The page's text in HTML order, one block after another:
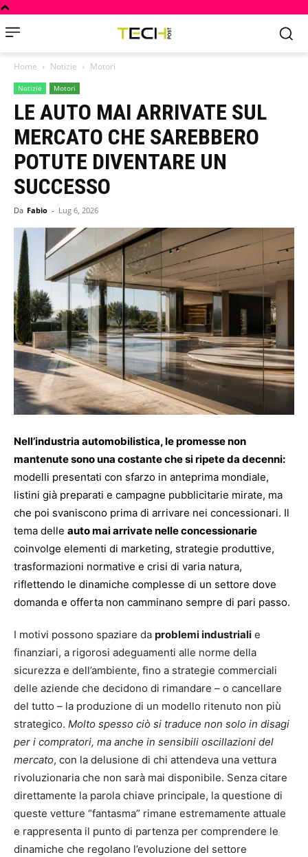
Home Notizie Motori
Notizie Motori
LE AUTO MAI ARRIVATE SUL
MERCATO CHE SAREBBERO
POTUTE DIVENTARE UN
SUCCESSO
Da Fabio - Lug 6, 2026
Nell’industria automobilistica, le promesse non
mantenute sono una costante che si ripete da decenni:
modelli presentati con sfarzo in anteprima mondiale,
listini già preparati e campagne pubblicitarie mirate, ma
che poi svaniscono prima di arrivare nei concessionari. Il
tema delle auto mai arrivate nelle concessionarie
coinvolge elementi di marketing, strategie produttive,
trasformazioni normative e crisi di varia natura,
riflettendo le dinamiche complesse di un settore dove
domanda e offerta non camminano sempre di pari passo.
I motivi possono spaziare da problemi industriali e
finanziari, a rigorosi adeguamenti alle norme della
sicurezza e dell’ambiente, fino a strategie commerciali
delle aziende che decidono di rimandare – o cancellare
del tutto – la produzione di un modello ritenuto non più
strategico. Molto spesso ciò si traduce non solo in disagi
per i compratori, ma anche in sensibili oscillazioni del
mercato, con la delusione di chi attendeva una vettura
rivoluzionaria che non sarà mai disponibile. Senza citare
direttamente la parola chiave principale, la questione di
queste vetture “fantasma” rimane estremamente attuale
e rappresenta il punto di partenza per comprendere le
dinamiche che regolano l’evoluzione del settore